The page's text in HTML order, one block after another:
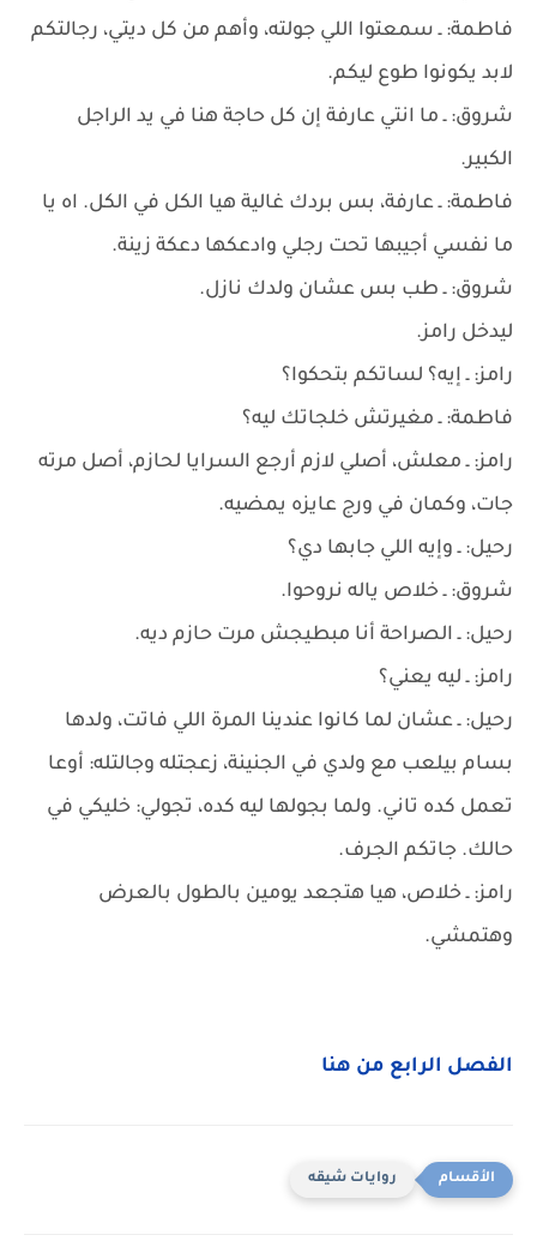
فاطمة: ـ سمعتوا اللي جولته، وأهم من كل ديتي، رجالتكم
لابد يكونوا طوع ليكم.
شروق: ـ ما انتي عارفة إن كل حاجة هنا في يد الراجل
الكبير.
فاطمة: ـ عارفة، بس بردك غالية هيا الكل في الكل. اه يا
ما نفسي أجيبها تحت رجلي وادعكها دعكة زينة.
شروق: ـ طب بس عشان ولدك نازل.
ليدخل رامز.
رامز: ـ إيه؟ لساتكم بتحكوا؟
فاطمة: ـ مغيرتش خلجاتك ليه؟
رامز: ـ معلش، أصلي لازم أرجع السرايا لحازم، أصل مرته
جات، وكمان في ورج عايزه يمضيه.
رحيل: ـ وإيه اللي جابها دي؟
شروق: ـ خلاص ياله نروحوا.
رحيل: ـ الصراحة أنا مبطيجش مرت حازم ديه.
رامز: ـ ليه يعني؟
رحيل: ـ عشان لما كانوا عندينا المرة اللي فاتت، ولدها
بسام بيلعب مع ولدي في الجنينة، زعجتله وجالتله: أوعا
تعمل كده تاني. ولما بجولها ليه كده، تجولي: خليكي في
حالك. جاتكم الجرف.
رامز: ـ خلاص، هيا هتجعد يومين بالطول بالعرض
وهتمشي.
الفصل الرابع من هنا
روايات شيقه